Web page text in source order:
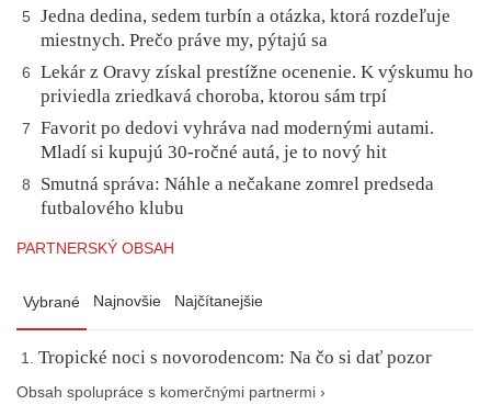
5
Jedna dedina, sedem turbín a otázka, ktorá rozdeľuje
miestnych. Prečo práve my, pýtajú sa
6
Lekár z Oravy získal prestížne ocenenie. K výskumu ho
priviedla zriedkavá choroba, ktorou sám trpí
7
Favorit po dedovi vyhráva nad modernými autami.
Mladí si kupujú 30-ročné autá, je to nový hit
8
Smutná správa: Náhle a nečakane zomrel predseda
futbalového klubu
PARTNERSKÝ OBSAH
Vybrané Najnovšie Najčítanejšie
Tropické noci s novorodencom: Na čo si dať pozor
Obsah spolupráce s komerčnými partnermi ›